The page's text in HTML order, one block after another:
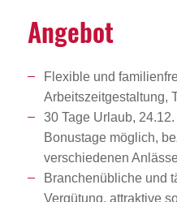
Angebot
Flexible und
Arbeitszeitgestaltung,
30 Tage Urlaub,
Bonustage möglich,
verschiedenen
Branchenübliche und
Vergütung, attraktive